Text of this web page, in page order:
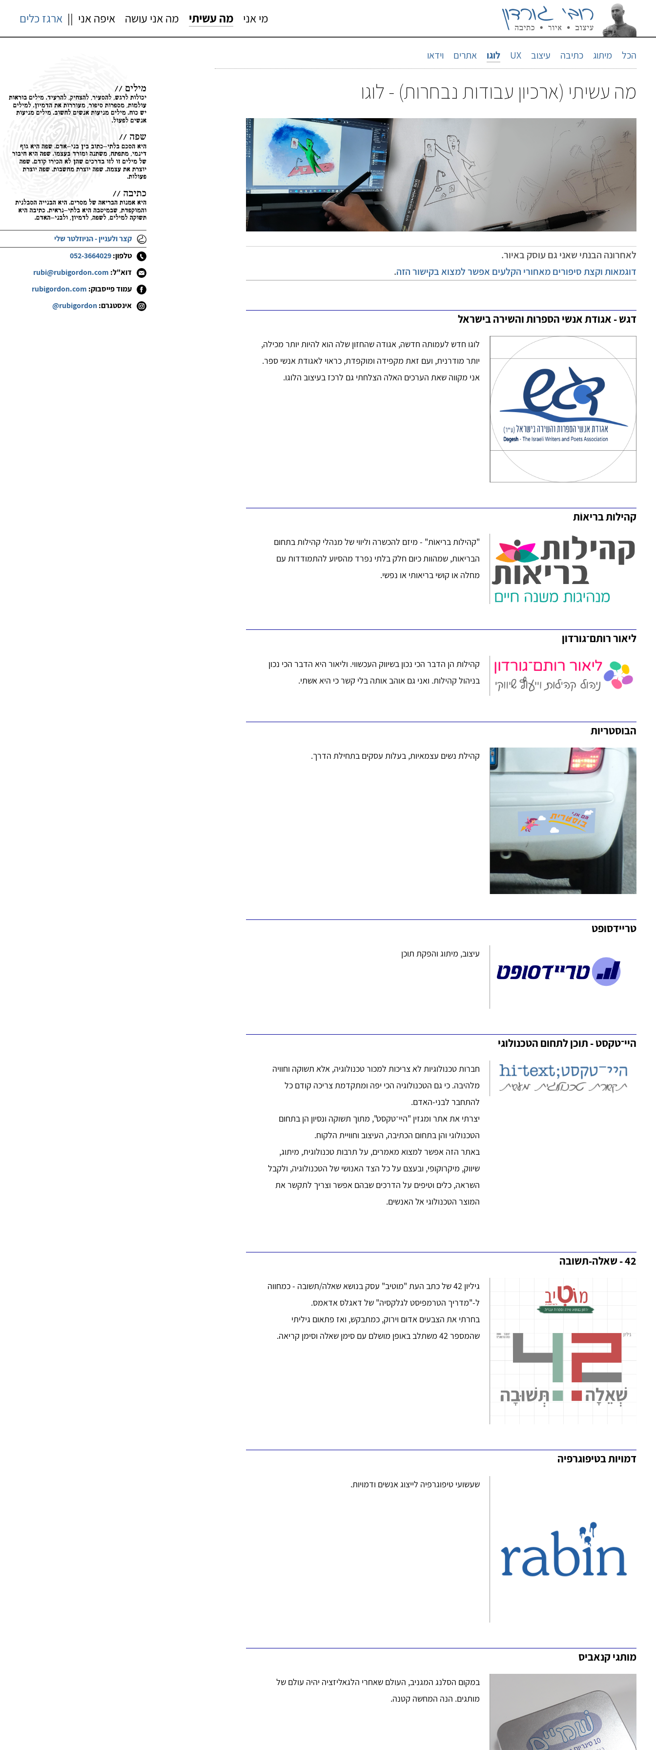
מי אני מה עשיתי מה אני עושה איפה אני || ארגז כלים
הכל מיתוג כתיבה עיצוב UX לוגו אתרים וידאו
מה עשיתי (ארכיון עבודות נבחרות) - לוגו
לאחרונה הבנתי שאני גם עוסק באיור.
דוגמאות וקצת סיפורים מאחורי הקלעים אפשר למצוא בקישור הזה.
דגש - אגודת אנשי הספרות והשירה בישראל
לוגו חדש לעמותה חדשה, אגודה שהחזון שלה הוא להיות יותר מכילה,
יותר מודרנית, ועם זאת מקפידה ומוקפדת, כראוי לאגודת אנשי ספר.
אני מקווה שאת הערכים האלה הצלחתי גם לרכז בעיצוב הלוגו.
קהילות בריאוֹת
"קהילות בריאוֹת" - מיזם להכשרה וליווי של מנהלי קהילות בתחום
הבריאות, שמהוות כיום חלק בלתי נפרד מהסיוע להתמודדות עם
מחלה או קושי בריאותי או נפשי.
ליאור רותם־גורדון
קהילות הן הדבר הכי נכון בשיווק העכשווי. וליאור היא הדבר הכי נכון
בניהול קהילות. ואני גם אוהב אותה בלי קשר כי היא אשתי.
הבוסטריות
קהילת נשים עצמאיות, בעלות עסקים בתחילת הדרך.
טריידסופט
עיצוב, מיתוג והפקת תוכן
היי־טקסט - תוכן לתחום הטכנולוגי
חברות טכנולוגיות לא צריכות למכור טכנולוגיה, אלא תשוקה וחוויה
מלהיבה. כי גם הטכנולוגיה הכי יפה ומתקדמת צריכה קודם כל
להתחבר לבני-האדם.
יצרתי את אתר ומגזין "היי־טקסט", מתוך תשוקה ונסיון הן בתחום
הטכנולוגי והן בתחום הכתיבה, העיצוב וחוויית הלקוח.
באתר הזה אפשר למצוא מאמרים, על תרבות טכנולוגית, מיתוג,
שיווק, מיקרוקופי, ובעצם על כל הצד האנושי של הטכנולוגיה, ולקבל
השראה, כלים וטיפים על הדרכים שבהם אפשר וצריך לתקשר את
המוצר הטכנולוגי אל האנשים.
42 - שאלה-תשובה
גיליון 42 של כתב העת "מוטיב" עסק בנושא שאלה/תשובה - כמחווה
ל-"מדריך הטרמפיסט לגלקסיה" של דאגלס אדאמס.
בחרתי את הצבעים אדום וירוק, כמתבקש, ואז פתאום גיליתי
שהמספר 42 משתלב באופן מושלם עם סימן שאלה וסימן קריאה.
דמויות בטיפוגרפיה
שעשועי טיפוגרפיה לייצוג אנשים ודמויות.
מותגי קנאביס
במקום הסלנג המגניב, העולם שאחרי הלגאליזציה יהיה עולם של
מותגים. הנה המחשה קטנה.
קצר ולעניין - הניוזלטר שלי
טלפון:052-3664029
דוא"ל: rubi@rubigordon.com
עמוד פייסבוק: rubigordon.com
אינסטגרם: @rubigordon